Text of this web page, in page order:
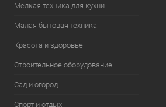
Мелкая техника для кухни
Малая бытовая техника
Красота и здоровье
Строительное оборудование
Сад и огород
Спорт и отдых